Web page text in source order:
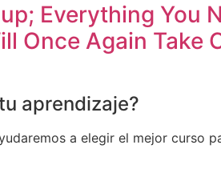
Everything
Once Again Take
aprendizaje?
a elegir el mejor curso